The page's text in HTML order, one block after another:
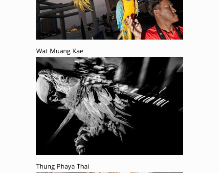
Wat Muang Kae
Thung Phaya Thai